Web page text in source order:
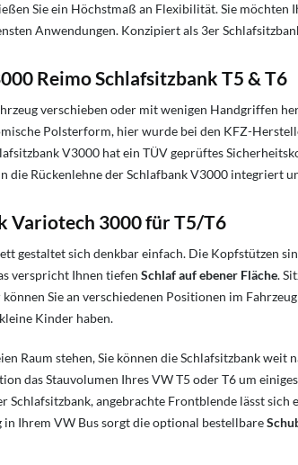
Sie ein Höchstmaß an Flexibilität. Sie
Anwendungen. Konzipiert als 3er
Reimo Schlafsitzbank T5 & T6
verschieben oder mit wenigen Handgriffen
Polsterform, hier wurde bei den KFZ-
V3000 hat ein TÜV geprüftes
die Rückenlehne der Schlafbank V3000 integriert
Variotech 3000 für T5/T6
gestaltet sich denkbar einfach. Die Kopfstützen
verspricht Ihnen tiefen Schlaf auf ebener Fläche.
Sie an verschiedenen Positionen im
Kinder haben.
Raum stehen, Sie können die Schlafsitzbank
das Stauvolumen Ihres VW T5 oder T6 um
Schlafsitzbank, angebrachte Frontblende lässt
in Ihrem VW Bus sorgt die optional bestellbare